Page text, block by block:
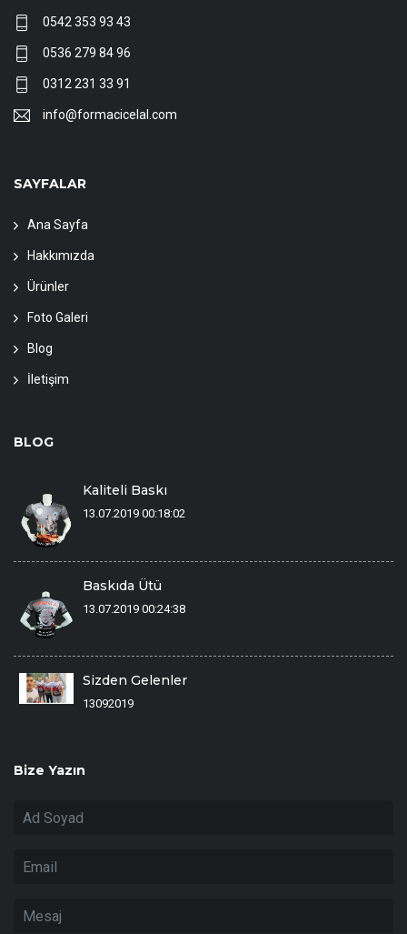
0542 353 93 43
0536 279 84 96
0312 231 33 91
info@formacicelal.com
SAYFALAR
Ana Sayfa
Hakkımızda
Ürünler
Foto Galeri
Blog
İletişim
BLOG
Kaliteli Baskı
13.07.2019 00:18:02
Baskıda Ütü
13.07.2019 00:24:38
Sizden Gelenler
13092019
Bize Yazın